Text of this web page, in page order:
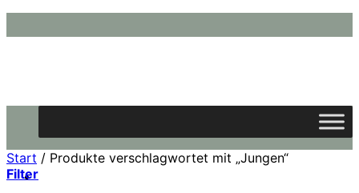
Inhalt
Start / Produkte verschlagwortet mit „Jungen“
Filter